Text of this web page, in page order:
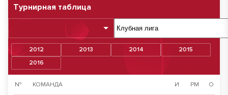
Турнирная таблица
2012 2013 2014
2015
2016
№ КОМАНДА И РМ О